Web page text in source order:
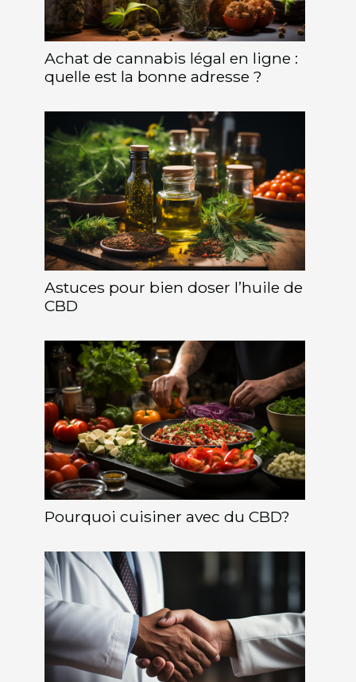
Achat de cannabis légal en ligne :
quelle est la bonne adresse ?
Astuces pour bien doser l’huile de
CBD
Pourquoi cuisiner avec du CBD?